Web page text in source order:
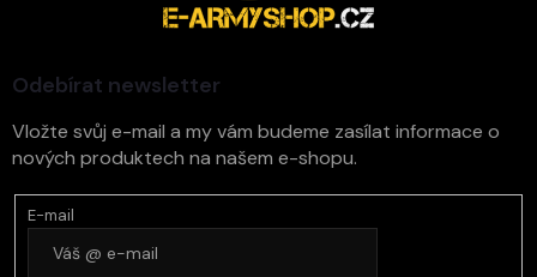
Odebírat newsletter
Vložte svůj e-mail a my vám budeme zasílat informace o
nových produktech na našem e-shopu.
E-mail